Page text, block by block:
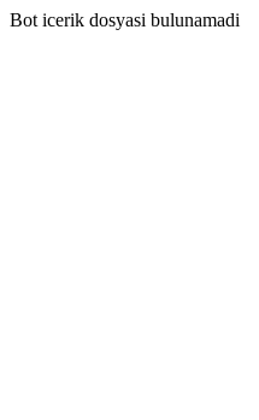
Bot icerik dosyasi bulunamadi